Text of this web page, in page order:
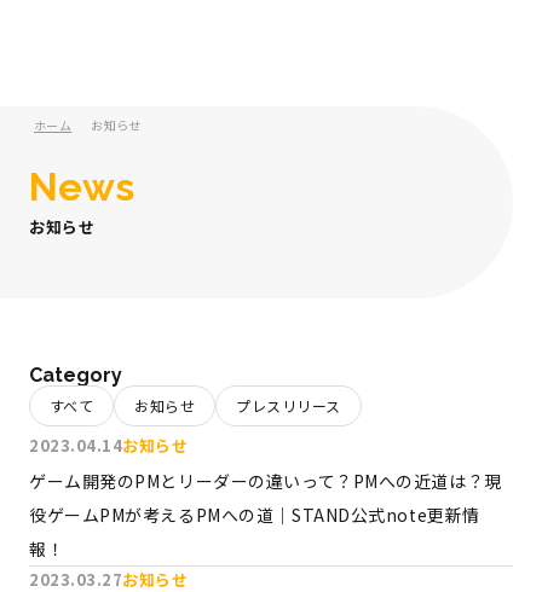
ホーム お知らせ
News
お知らせ
Category
すべて お知らせ プレスリリース
2023.04.14お知らせ
ゲーム開発のPMとリーダーの違いって？PMへの近道は？現
役ゲームPMが考えるPMへの道｜STAND公式note更新情
報！
2023.03.27お知らせ